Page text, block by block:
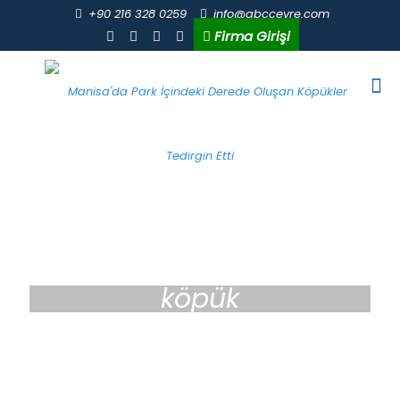
+90 216 328 0259 info@abccevre.com
Firma Girişi
köpük